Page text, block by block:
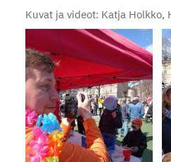
Kuvat ja videot: Katja Holkko,